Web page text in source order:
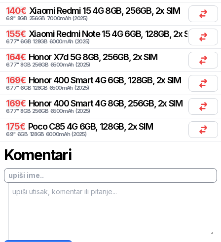
140€ Xiaomi Redmi 15 4G 8GB, 256GB, 2x SIM
6.9" 8GB 256GB 7000mAh (2025)
155€ Xiaomi Redmi Note 15 4G 6GB, 128GB, 2x SIM
6.77" 6GB 128GB 6000mAh (2025)
164€ Honor X7d 5G 8GB, 256GB, 2x SIM
6.77" 8GB 256GB 6500mAh (2025)
169€ Honor 400 Smart 4G 6GB, 128GB, 2x SIM
6.77" 6GB 128GB 6500mAh (2025)
169€ Honor 400 Smart 4G 8GB, 256GB, 2x SIM
6.77" 8GB 256GB 6500mAh (2025)
175€ Poco C85 4G 6GB, 128GB, 2x SIM
6.9" 6GB 128GB 6000mAh (2025)
Komentari